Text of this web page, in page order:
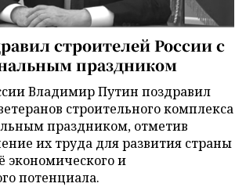
строителей России с
праздником
Владимир Путин поздравил
строительного комплекса
праздником, отметив
их труда для развития страны
экономического и
потенциала.